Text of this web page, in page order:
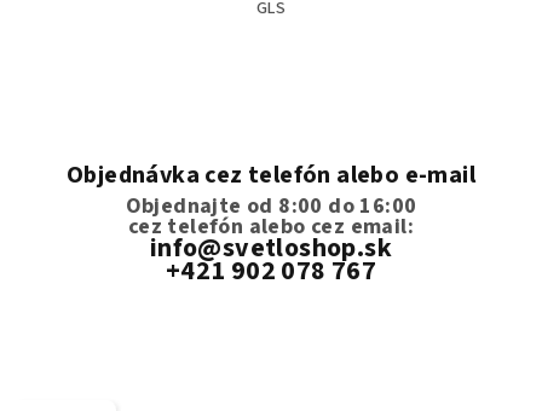
GLS
Objednávka cez telefón alebo e-mail
Objednajte od 8:00 do 16:00
cez telefón alebo cez email:
info@svetloshop.sk
+421 902 078 767